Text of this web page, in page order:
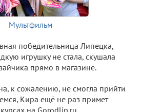
победительница Липецка,
игрушку не стала, скушала
прямо в магазине.
к сожалению, не смогла прийти
Кира ещё не раз примет
на Gorodlip.ru.